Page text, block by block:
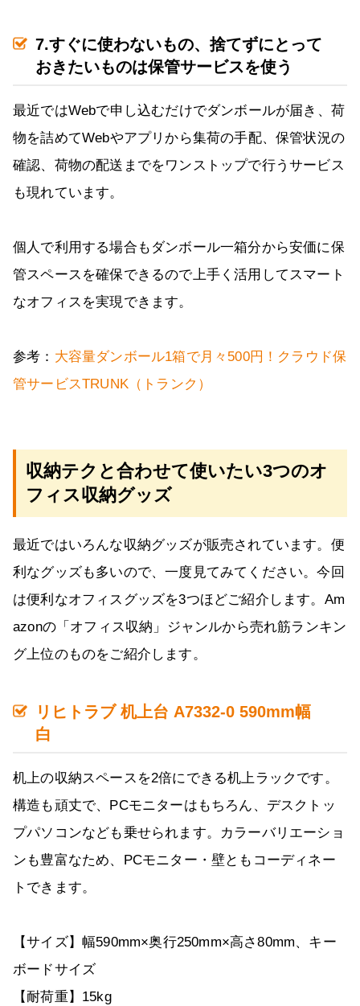
7.すぐに使わないもの、捨てずにとって
おきたいものは保管サービスを使う
最近ではWebで申し込むだけでダンボールが届き、荷
物を詰めてWebやアプリから集荷の手配、保管状況の
確認、荷物の配送までをワンストップで行うサービス
も現れています。
個人で利用する場合もダンボール一箱分から安価に保
管スペースを確保できるので上手く活用してスマート
なオフィスを実現できます。
参考： 大容量ダンボール1箱で月々500円！クラウド保
管サービスTRUNK（トランク）
収納テクと合わせて使いたい3つのオ
フィス収納グッズ
最近ではいろんな収納グッズが販売されています。便
利なグッズも多いので、一度見てみてください。今回
は便利なオフィスグッズを3つほどご紹介します。Am
azonの「オフィス収納」ジャンルから売れ筋ランキン
グ上位のものをご紹介します。
リヒトラブ 机上台 A7332-0 590mm幅
白
机上の収納スペースを2倍にできる机上ラックです。
構造も頑丈で、PCモニターはもちろん、デスクトッ
プパソコンなども乗せられます。カラーバリエーショ
ンも豊富なため、PCモニター・壁ともコーディネー
トできます。
【サイズ】幅590mm×奥行250mm×高さ80mm、キー
ボードサイズ
【耐荷重】15kg